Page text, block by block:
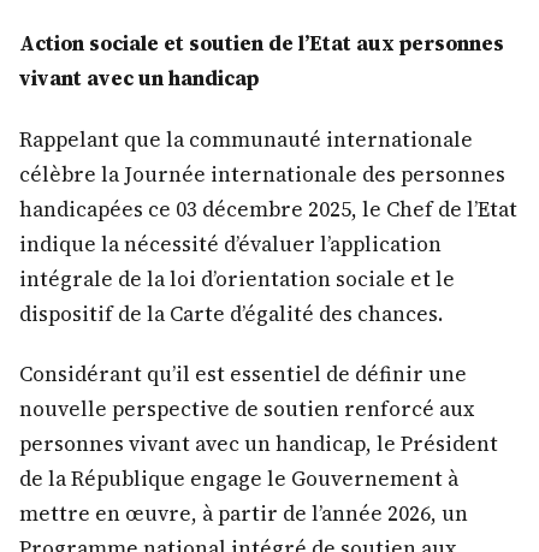
Action sociale et soutien de l’Etat aux personnes
vivant avec un handicap
Rappelant que la communauté internationale
célèbre la Journée internationale des personnes
handicapées ce 03 décembre 2025, le Chef de l’Etat
indique la nécessité d’évaluer l’application
intégrale de la loi d’orientation sociale et le
dispositif de la Carte d’égalité des chances.
Considérant qu’il est essentiel de définir une
nouvelle perspective de soutien renforcé aux
personnes vivant avec un handicap, le Président
de la République engage le Gouvernement à
mettre en œuvre, à partir de l’année 2026, un